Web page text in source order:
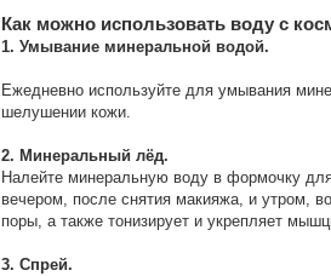
Как можно использовать воду с
1. Умывание минеральной водой.
Ежедневно используйте для умывания
шелушении кожи.
2. Минеральный лёд.
Налейте минеральную воду в формочку
вечером, после снятия макияжа, и утром,
поры, а также тонизирует и укрепляет
3. Спрей.